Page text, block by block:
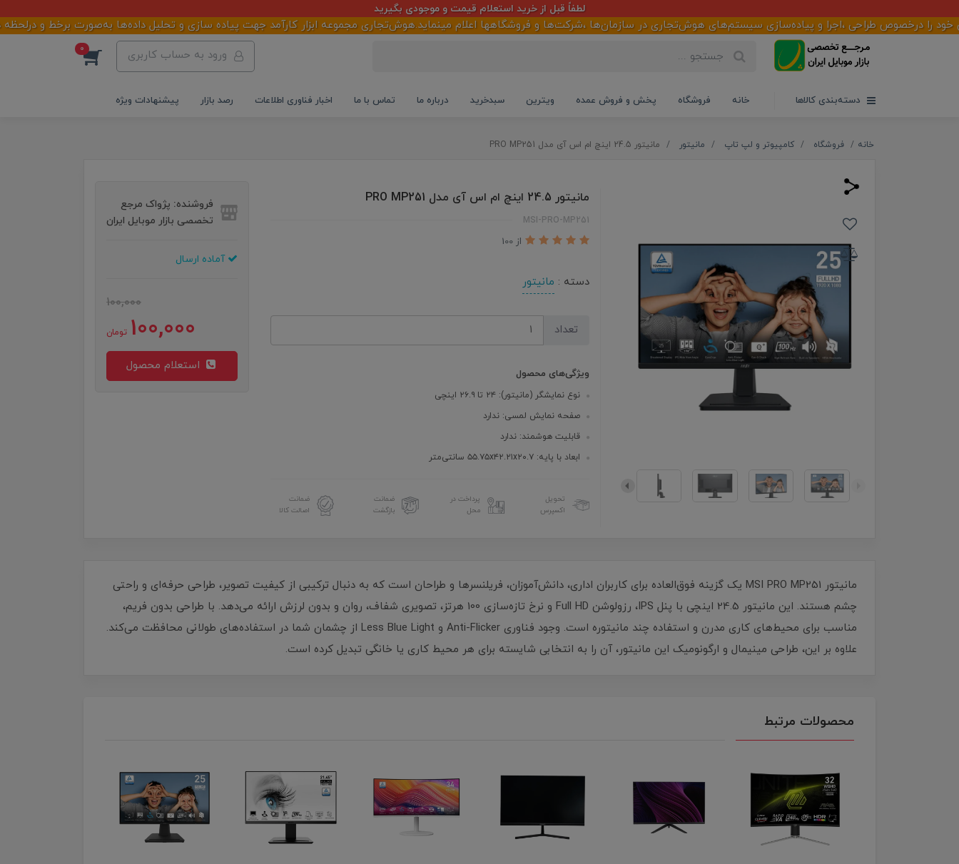
لطفاً قبل از خرید استعلام قیمت و موجودی بگیرید
درخصوص طراحی ،اجرا و پیاده‌سازی سیستم‌های هوش‌تجاری در سازمان‌ها ،شرکت‌ها و فروشگاهها اعلام مینماید.هوش‌تجاری مجموعه ابزار کارآمد جهت پیاده سازی و تحلیل داده‌ها به‌صورت برخط و درلحظه در
ورود به حساب کاربری 0
دسته‌بندی کالاها خانه فروشگاه پخش و فروش عمده ویترین سبدخرید درباره ما تماس با ما اخبار فناوری اطلاعات رصد بازار پیشنهادات ویژه
خانه فروشگاه کامپیوتر و لپ تاپ مانیتور مانیتور 24.5 اینچ ام اس آی مدل PRO MP251
مانیتور 24.5 اینچ ام اس آی مدل PRO MP251
MSI-PRO-MP251
از 100
دسته : مانیتور
تعداد
ویژگی‌های محصول
نوع نمایشگر (مانیتور): ۲۴ تا ۲۶.۹ اینچی
صفحه نمایش لمسی: ندارد
قابلیت هوشمند: ندارد
ابعاد با پایه: ۵۵.۷۵x۴۲.۲۱x۲۰.۷ سانتی‌متر
تحویل
اکسپرس
پرداخت در
محل
ضمانت
بازگشت
ضمانت
اصالت کالا
فروشنده: پژواک مرجع
تخصصی بازار موبایل ایران
آماده ارسال
100,000
100,000 تومان
مانیتور MSI PRO MP251 یک گزینه فوق‌العاده برای کاربران اداری، دانش‌آموزان، فریلنسرها و طراحان است که به دنبال ترکیبی از کیفیت تصویر، طراحی حرفه‌ای و راحتی
چشم هستند. این مانیتور 24.5 اینچی با پنل IPS، رزولوشن Full HD و نرخ تازه‌سازی 100 هرتز، تصویری شفاف، روان و بدون لرزش ارائه می‌دهد. با طراحی بدون فریم،
مناسب برای محیط‌های کاری مدرن و استفاده چند مانیتوره است. وجود فناوری Anti-Flicker و Less Blue Light از چشمان شما در استفاده‌های طولانی محافظت می‌کند.
علاوه بر این، طراحی مینیمال و ارگونومیک این مانیتور، آن را به انتخابی شایسته برای هر محیط کاری یا خانگی تبدیل کرده است.
محصولات مرتبط